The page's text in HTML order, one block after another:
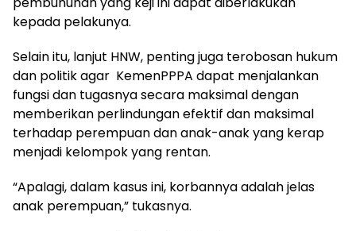
kepada pelakunya.
Selain itu, lanjut HNW, penting juga terobosan hukum
dan politik agar KemenPPPA dapat menjalankan
fungsi dan tugasnya secara maksimal dengan
memberikan perlindungan efektif dan maksimal
terhadap perempuan dan anak-anak yang kerap
menjadi kelompok yang rentan.
“Apalagi, dalam kasus ini, korbannya adalah jelas
anak perempuan,” tukasnya.